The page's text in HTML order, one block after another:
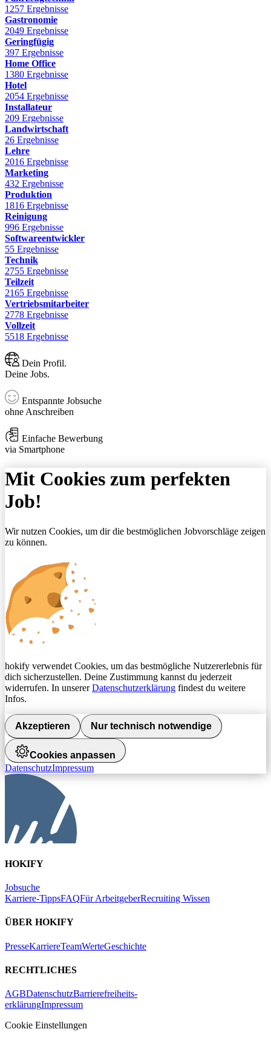
1257 Ergebnisse
Gastronomie
2049 Ergebnisse
Geringfügig
397 Ergebnisse
Home Office
1380 Ergebnisse
Hotel
2054 Ergebnisse
Installateur
209 Ergebnisse
Landwirtschaft
26 Ergebnisse
Lehre
2016 Ergebnisse
Marketing
432 Ergebnisse
Produktion
1816 Ergebnisse
Reinigung
996 Ergebnisse
Softwareentwickler
55 Ergebnisse
Technik
2755 Ergebnisse
Teilzeit
2165 Ergebnisse
Vertriebsmitarbeiter
2778 Ergebnisse
Vollzeit
5518 Ergebnisse
Dein Profil.
Deine Jobs.
Entspannte Jobsuche
ohne Anschreiben
Einfache Bewerbung
via Smartphone
Mit Cookies zum perfekten
Job!
Wir nutzen Cookies, um dir die bestmöglichen Jobvorschläge zeigen
zu können.
hokify verwendet Cookies, um das bestmögliche Nutzererlebnis für
dich sicherzustellen. Deine Zustimmung kannst du jederzeit
widerrufen. In unsererDatenschutzerklärung findest du weitere
Infos.
Akzeptieren Nur technisch notwendige
Cookies anpassen
DatenschutzImpressum
HOKIFY
Jobsuche
Karriere-TippsFAQFür ArbeitgeberRecruiting Wissen
ÜBER HOKIFY
PresseKarriereTeamWerteGeschichte
RECHTLICHES
AGBDatenschutzBarrierefreiheits-
erklärungImpressum
Cookie Einstellungen